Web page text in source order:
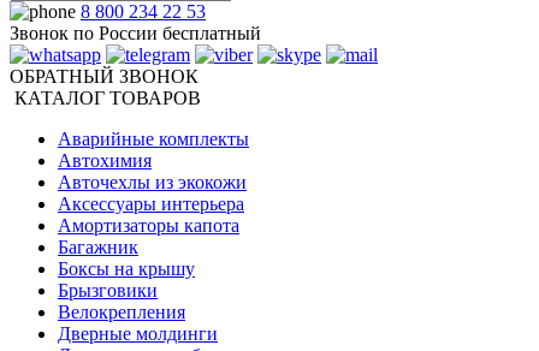
8 800 234 22 53
Звонок по России бесплатный
ОБРАТНЫЙ ЗВОНОК
КАТАЛОГ ТОВАРОВ
Аварийные комплекты
Автохимия
Авточехлы из экокожи
Аксессуары интерьера
Амортизаторы капота
Багажник
Боксы на крышу
Брызговики
Велокрепления
Дверные молдинги